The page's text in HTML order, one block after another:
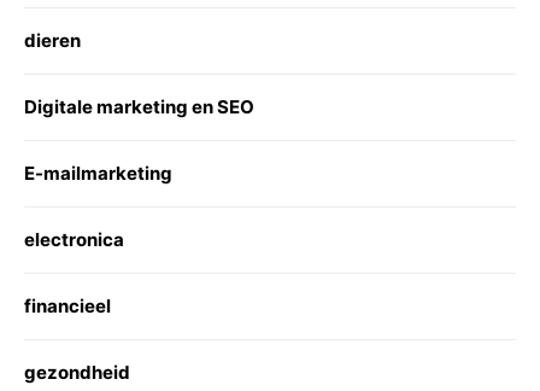
dieren
Digitale marketing en SEO
E-mailmarketing
electronica
financieel
gezondheid